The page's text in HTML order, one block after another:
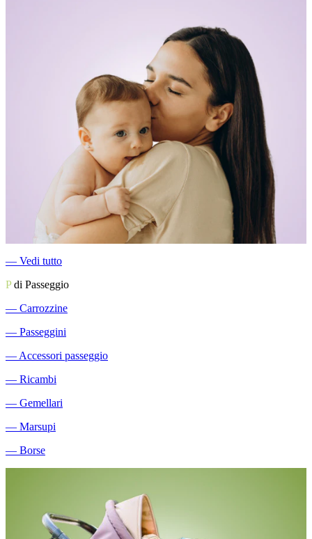
― Vedi tutto
Pdi Passeggio
― Carrozzine
― Passeggini
― Accessori passeggio
― Ricambi
― Gemellari
― Marsupi
― Borse